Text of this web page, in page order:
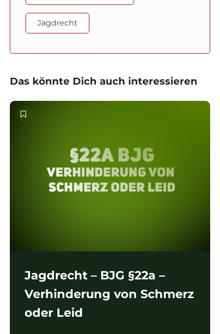
Jagdrecht
Das könnte Dich auch interessieren
Jagdrecht – BJG §22a –
Verhinderung von Schmerz
oder Leid